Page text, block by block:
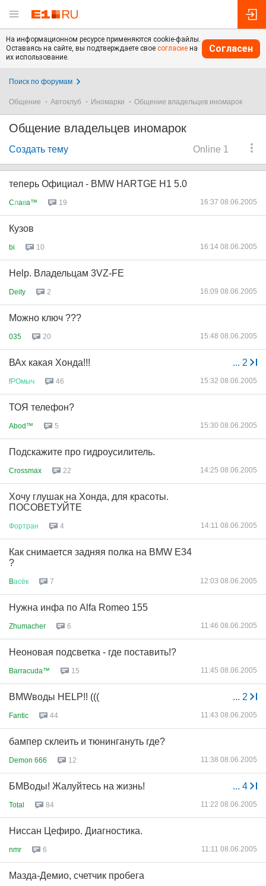
На информационном ресурсе применяются cookie-файлы.
Оставаясь на сайте, вы подтверждаете свое согласие на
их использование.
Согласен
Поиск по форумам
Общение Автоклуб Иномарки Общение владельцев иномарок
Общение владельцев иномарок
Online 1
Создать тему
теперь Официал - BMW HARTGE H1 5.0
Cлaвa™ 19 16:37 08.06.2005
Кузов
bi 10 16:14 08.06.2005
Help. Владельцам 3VZ-FE
Deity 2 16:09 08.06.2005
Можно ключ ???
035 20 15:48 08.06.2005
... 2
ВАх какая Хонда!!!
!РОмыч 46 15:32 08.06.2005
ТОЯ телефон?
Abod™ 5 15:30 08.06.2005
Подскажите про гидроусилитель.
Crossmax 22 14:25 08.06.2005
Хочу глушак на Хонда, для красоты.
ПОСОВЕТУЙТЕ
Фортран 4 14:11 08.06.2005
Как снимается задняя полка на BMW E34
?
Bасёк 7 12:03 08.06.2005
Нужна инфа по Alfa Romeo 155
Zhumacher 6 11:46 08.06.2005
Неоновая подсветка - где поставить!?
Barracuda™ 15 11:45 08.06.2005
... 2
BMWводы HELP!! (((
Fantic 44 11:43 08.06.2005
бампер склеить и тюнингануть где?
Demon 666 12 11:38 08.06.2005
... 4
БМВоды! Жалуйтесь на жизнь!
Total 84 11:22 08.06.2005
Ниссан Цефиро. Диагностика.
nmr 6 11:11 08.06.2005
Мазда-Демио, счетчик пробега